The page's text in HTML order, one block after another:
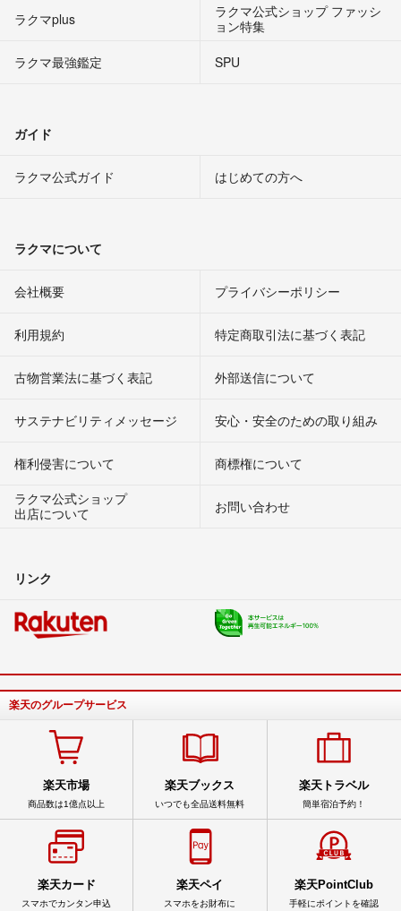
ラクマplus
ラクマ公式ショップ ファッシ
ョン特集
ラクマ最強鑑定
SPU
ガイド
ラクマ公式ガイド はじめての方へ
ラクマについて
会社概要 プライバシーポリシー
利用規約 特定商取引法に基づく表記
古物営業法に基づく表記 外部送信について
サステナビリティメッセージ 安心・安全のための取り組み
権利侵害について
商標権について
ラクマ公式ショップ
出店について
お問い合わせ
リンク
楽天のグループサービス
楽天市場
商品数は1億点以上
楽天ブックス
いつでも全品送料無料
楽天トラベル
簡単宿泊予約！
楽天カード
スマホでカンタン申込
楽天ペイ
スマホをお財布に
楽天PointClub
手軽にポイントを確認